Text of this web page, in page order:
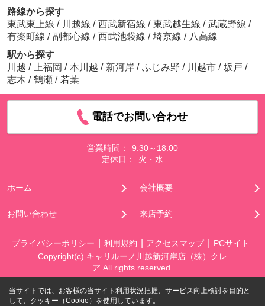
路線から探す
東武東上線 / 川越線 / 西武新宿線 / 東武越生線 / 武蔵野線 /
有楽町線 / 副都心線 / 西武池袋線 / 埼京線 / 八高線
駅から探す
川越 / 上福岡 / 本川越 / 新河岸 / ふじみ野 / 川越市 / 坂戸 /
志木 / 鶴瀬 / 若葉
電話でお問い合わせ
営業時間：
9:30～18:00
定休日：
火・水
ホーム 会社概要
お問い合わせ 来店予約
プライバシーポリシー 利用規約 アクセスマップ
PCサイト
Copyright(c) キャリルーノ川越新河岸店（株）クレ
ア All rights reserved.
当サイトでは、お客様の当サイト利用状況把握、サービス向上検討を目的と
して、クッキー（Cookie）を使用しています。